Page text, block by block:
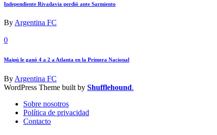
Independiente Rivadavia perdió ante Sarmiento
ByArgentina FC
0
Maipú le ganó 4 a 2 a Atlanta en la Primera Nacional
ByArgentina FC
WordPress Theme built by Shufflehound.
Sobre nosotros
Política de privacidad
Contacto